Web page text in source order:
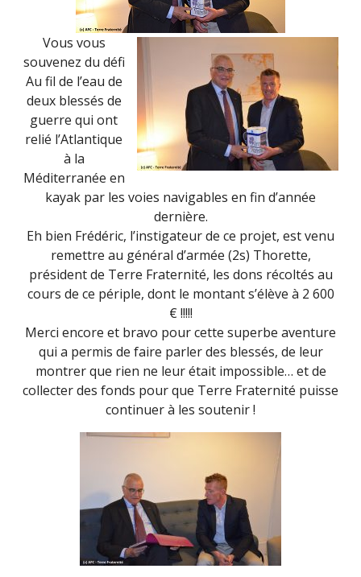
Vous vous
souvenez du défi
Au fil de l’eau de
deux blessés de
guerre qui ont
relié l’Atlantique
à la
Méditerranée en
kayak par les voies navigables en fin d’année
dernière.
Eh bien Frédéric, l’instigateur de ce projet, est venu
remettre au général d’armée (2s) Thorette,
président de Terre Fraternité, les dons récoltés au
cours de ce périple, dont le montant s’élève à 2 600
€ !!!!!
Merci encore et bravo pour cette superbe aventure
qui a permis de faire parler des blessés, de leur
montrer que rien ne leur était impossible… et de
collecter des fonds pour que Terre Fraternité puisse
continuer à les soutenir !